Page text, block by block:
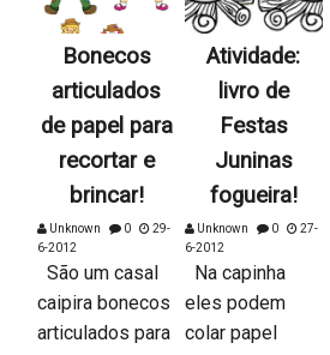
Bonecos
articulados
de papel para
recortar e
brincar!
Unknown 0
29-
6-2012
São um casal
caipira bonecos
articulados para
Atividade:
livro de
Festas
Juninas
fogueira!
Unknown 0
27-
6-2012
Na capinha
eles podem
colar papel